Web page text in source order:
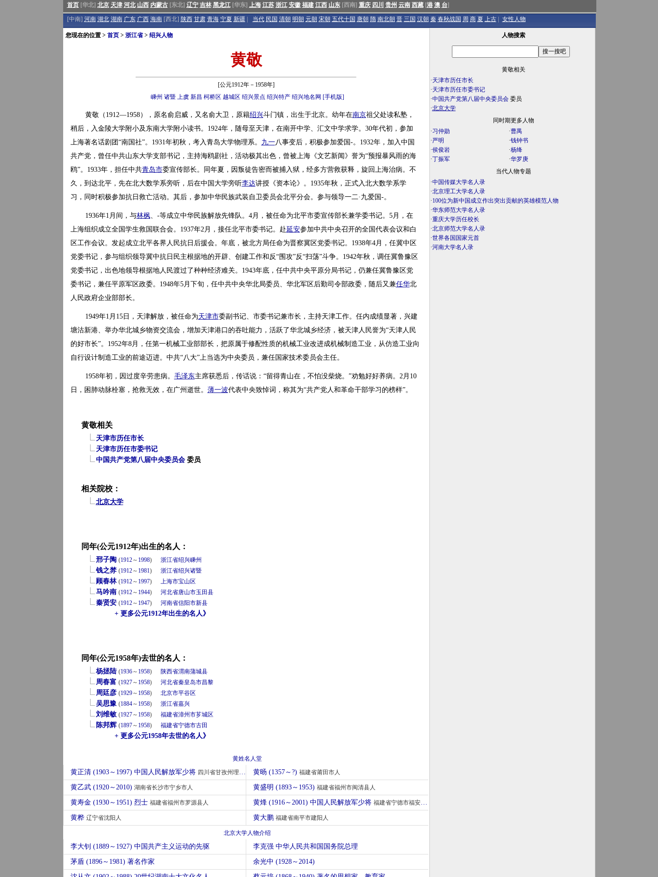
首页[华北] 北京 天津 河北 山西 内蒙古[东北] 辽宁 吉林 黑龙江[华东] 上海 江苏 浙江 安徽 福建 江西 山东[西南] 重庆 四川 贵州 云南 西藏[港 澳 台]
[中南] 河南 湖北 湖南 广东 广西 海南[西北] 陕西 甘肃 青海 宁夏 新疆 当代 民国 清朝 明朝 元朝 宋朝 五代十国 唐朝 隋 南北朝 晋 三国 汉朝 秦 春秋战国 周 商 夏 上古 女性人物
您现在的位置 > 首页> 浙江省> 绍兴人物
黄敬
[公元1912年－1958年]
嵊州 诸暨 上虞 新昌 柯桥区 越城区 绍兴景点 绍兴特产 绍兴地名网 [手机版]
黄敬（1912—1958），原名俞启威，又名俞大卫，原籍绍兴斗门镇，出生于北京。幼年在南京祖父处读私塾，
稍后，入金陵大学附小及东南大学附小读书。1924年，随母至天津，在南开中学、汇文中学求学。30年代初，参加
上海著名话剧团“南国社”。1931年初秋，考入青岛大学物理系。 九一八事变后，积极参加爱国-。1932年，加入中国
共产党，曾任中共山东大学支部书记，主持海鸥剧社，活动极其出色，曾被上海《文艺新闻》誉为“预报暴风雨的海
鸥”。1933年，担任中共青岛市委宣传部长。同年夏，因叛徒告密而被捕入狱，经多方营救获释，旋回上海治病。不
久，到达北平，先在北大数学系旁听，后在中国大学旁听李达讲授《资本论》。1935年秋，正式入北大数学系学
习，同时积极参加抗日救亡活动。其后，参加中华民族武装自卫委员会北平分会。参与领导一二·九爱国-。
1936年1月间，与林枫、-等成立中华民族解放先锋队。4月，被任命为北平市委宣传部长兼学委书记。5月，在
上海组织成立全国学生救国联合会。1937年2月，接任北平市委书记。赴 延安参加中共中央召开的全国代表会议和白
区工作会议。发起成立北平各界人民抗日后援会。年底，被北方局任命为晋察冀区党委书记。1938年4月，任冀中区
党委书记，参与组织领导冀中抗日民主根据地的开辟、创建工作和反“围攻”反“扫荡”斗争。1942年秋，调任冀鲁豫区
党委书记，出色地领导根据地人民渡过了种种经济难关。1943年底，任中共中央平原分局书记，仍兼任冀鲁豫区党
委书记，兼任平原军区政委。1948年5月下旬，任中共中央华北局委员、华北军区后勤司令部政委，随后又兼任华北
人民政府企业部部长。
1949年1月15日，天津解放，被任命为天津市委副书记、市委书记兼市长，主持天津工作。任内成绩显著，兴建
塘沽新港、举办华北城乡物资交流会，增加天津港口的吞吐能力，活跃了华北城乡经济，被天津人民誉为“天津人民
的好市长”。1952年8月，任第一机械工业部部长，把原属于修配性质的机械工业改进成机械制造工业，从仿造工业向
自行设计制造工业的前途迈进。中共“八大”上当选为中央委员，兼任国家技术委员会主任。
1958年初，因过度辛劳患病。 毛泽东主席获悉后，传话说：“留得青山在，不怕没柴烧。”劝勉好好养病。2月10
日，困肺动脉栓塞，抢救无效，在广州逝世。 薄一波代表中央致悼词，称其为“共产党人和革命干部学习的榜样”。
黄敬相关
天津市历任市长
天津市历任市委书记
中国共产党第八届中央委员会委员
相关院校：
北京大学
同年(公元1912年)出生的名人：
邢子陶 (1912～ 1998) 浙江省绍兴嵊州
钱之棼 (1912～ 1981) 浙江省绍兴诸暨
顾春林 (1912～ 1997) 上海市宝山区
马吟南 (1912～ 1944) 河北省唐山市玉田县
秦贤安 (1912～ 1947) 河南省信阳市新县
+ 更多公元1912年出生的名人》
同年(公元1958年)去世的名人：
杨拯陆 (1936～ 1958) 陕西省渭南蒲城县
周春富 (1927～ 1958) 河北省秦皇岛市昌黎
周廷彦 (1929～ 1958) 北京市平谷区
吴思豫 (1884～ 1958) 浙江省嘉兴
刘维敏 (1927～ 1958) 福建省漳州市芗城区
陈邦辉 (1897～ 1958) 福建省宁德市古田
+ 更多公元1958年去世的名人》
黄姓名人堂
黄正清 (1903～1997) 中国人民解放军少将 四川省甘孜州理塘人 黄旸 (1357～?) 福建省莆田市人
黄乙武 (1920～2010) 湖南省长沙市宁乡市人 黄盛明 (1893～1953) 福建省福州市闽清县人
黄寿金 (1930～1951) 烈士 福建省福州市罗源县人 黄烽 (1916～2001) 中国人民解放军少将 福建省宁德市福安人
黄桦 辽宁省沈阳人 黄大鹏 福建省南平市建阳人
北京大学人物介绍
李大钊 (1889～1927) 中国共产主义运动的先驱 李克强 中华人民共和国国务院总理
茅盾 (1896～1981) 著名作家 余光中 (1928～2014)
人物搜索
黄敬相关
·天津市历任市长
·天津市历任市委书记
·中国共产党第八届中央委员会委员
·北京大学
同时期更多人物
·习仲勋 ·曹禺
·严明 ·钱钟书
·侯俊岩 ·杨绛
·丁振军 ·华罗庚
当代人物专题
·中国传媒大学名人录
·北京理工大学名人录
·100位为新中国成立作出突出贡献的英雄模范人物
·华东师范大学名人录
·重庆大学历任校长
·北京师范大学名人录
·世界各国国家元首
·河南大学名人录